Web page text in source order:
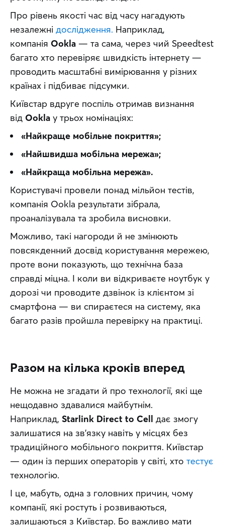
Про рівень якості час від часу нагадують
незалежні дослідження. Наприклад,
компанія Ookla — та сама, через чий Speedtest
багато хто перевіряє швидкість інтернету —
проводить масштабні вимірювання у різних
країнах і підбиває підсумки.
Київстар вдруге поспіль отримав визнання
від Ookla у трьох номінаціях:
«Найкраще мобільне покриття»;
«Найшвидша мобільна мережа»;
«Найкраща мобільна мережа».
Користувачі провели понад мільйон тестів,
компанія Ookla результати зібрала,
проаналізувала та зробила висновки.
Можливо, такі нагороди й не змінюють
повсякденний досвід користування мережею,
проте вони показують, що технічна база
справді міцна. І коли ви відкриваєте ноутбук у
дорозі чи проводите дзвінок із клієнтом зі
смартфона — ви спираєтеся на систему, яка
багато разів пройшла перевірку на практиці.
Разом на кілька кроків вперед
Не можна не згадати й про технології, які ще
нещодавно здавалися майбутнім.
Наприклад, Starlink Direct to Cell дає змогу
залишатися на зв’язку навіть у місцях без
традиційного мобільного покриття. Київстар
— один із перших операторів у світі, хто тестує
технологію.
І це, мабуть, одна з головних причин, чому
компанії, які ростуть і розвиваються,
залишаються з Київстар. Бо важливо мати